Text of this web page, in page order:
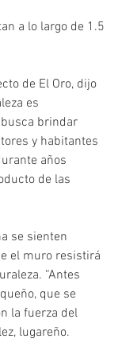
a lo largo de 1.5
de El Oro, dijo
es
brindar
y habitantes
años
de las
se sienten
el muro resistirá
“Antes
que se
la fuerza del
lugareño.